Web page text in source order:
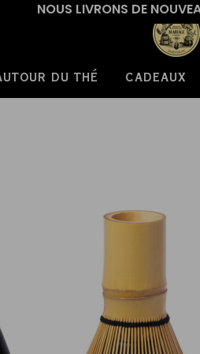
NOUS LIVRONS DE
DU THÉ CADEAUX